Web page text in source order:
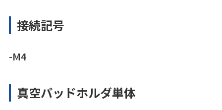
接続記号
-M4
真空パッドホルダ単体